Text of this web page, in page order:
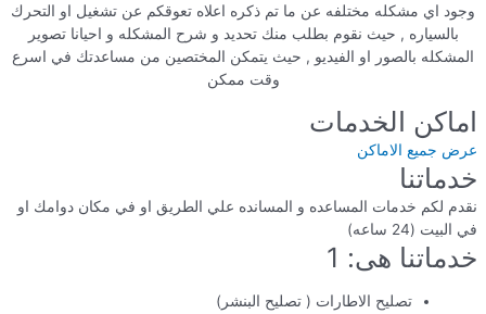
وجود اي مشكله مختلفه عن ما تم ذكره اعلاه تعوقكم عن تشغيل او التحرك
بالسياره , حيث نقوم بطلب منك تحديد و شرح المشكله و احيانا تصوير
المشكله بالصور او الفيديو , حيث يتمكن المختصين من مساعدتك في اسرع
وقت ممكن
اماكن الخدمات
عرض جميع الاماكن
خدماتنا
نقدم لكم خدمات المساعده و المسانده علي الطريق او في مكان دوامك او
في البيت (24 ساعه)
خدماتنا هى: 1
تصليح الاطارات ( تصليح البنشر)